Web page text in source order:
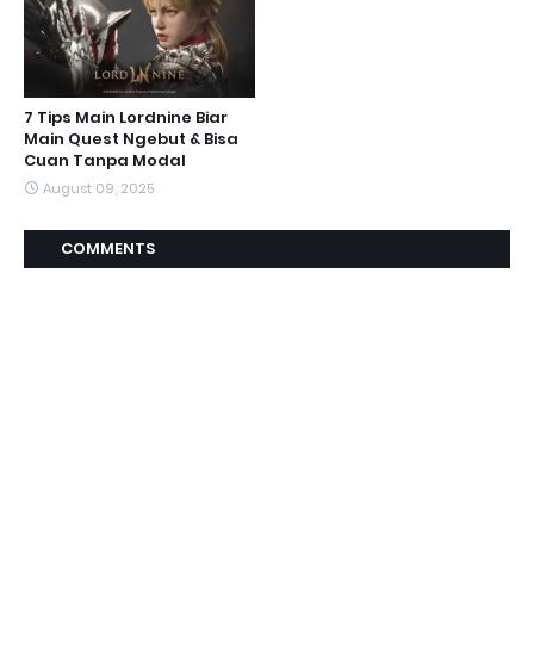
7 Tips Main Lordnine Biar
Main Quest Ngebut & Bisa
Cuan Tanpa Modal
August 09, 2025
COMMENTS